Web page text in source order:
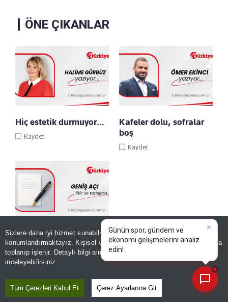
Sizlere daha iyi hizmet sunabilmek adına sitemizdeçerez
konumlandırmaktayız. Kişisel verileriniz, KVKK ve GDPR kapsamında
toplanıp işlenir. Detaylı bilgi almak için
inceleyebilirsiniz.
Tüm Çerezleri Kabul Et Çerez Ayarlarına Git
ÖNE ÇIKANLAR
Hiç estetik durmuyor…
Kaydet
Kafeler dolu, sofralar
boş
Kaydet
Hicaz Demiryolu:
Raylarda yükselen
medeniyet projesi
×
Günün spor, gündem ve
ekonomi gelişmelerini analiz
edin!